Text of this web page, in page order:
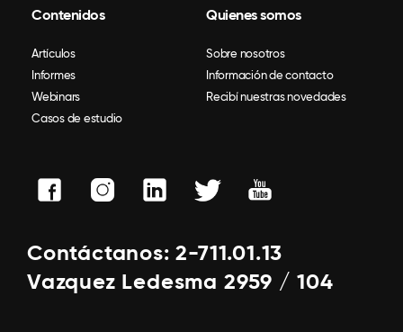
Contenidos
Artículos
Informes
Webinars
Casos de estudio
Quienes somos
Sobre nosotros
Información de contacto
Recibí nuestras novedades
Contáctanos: 2-711.01.13
Vazquez Ledesma 2959 / 104